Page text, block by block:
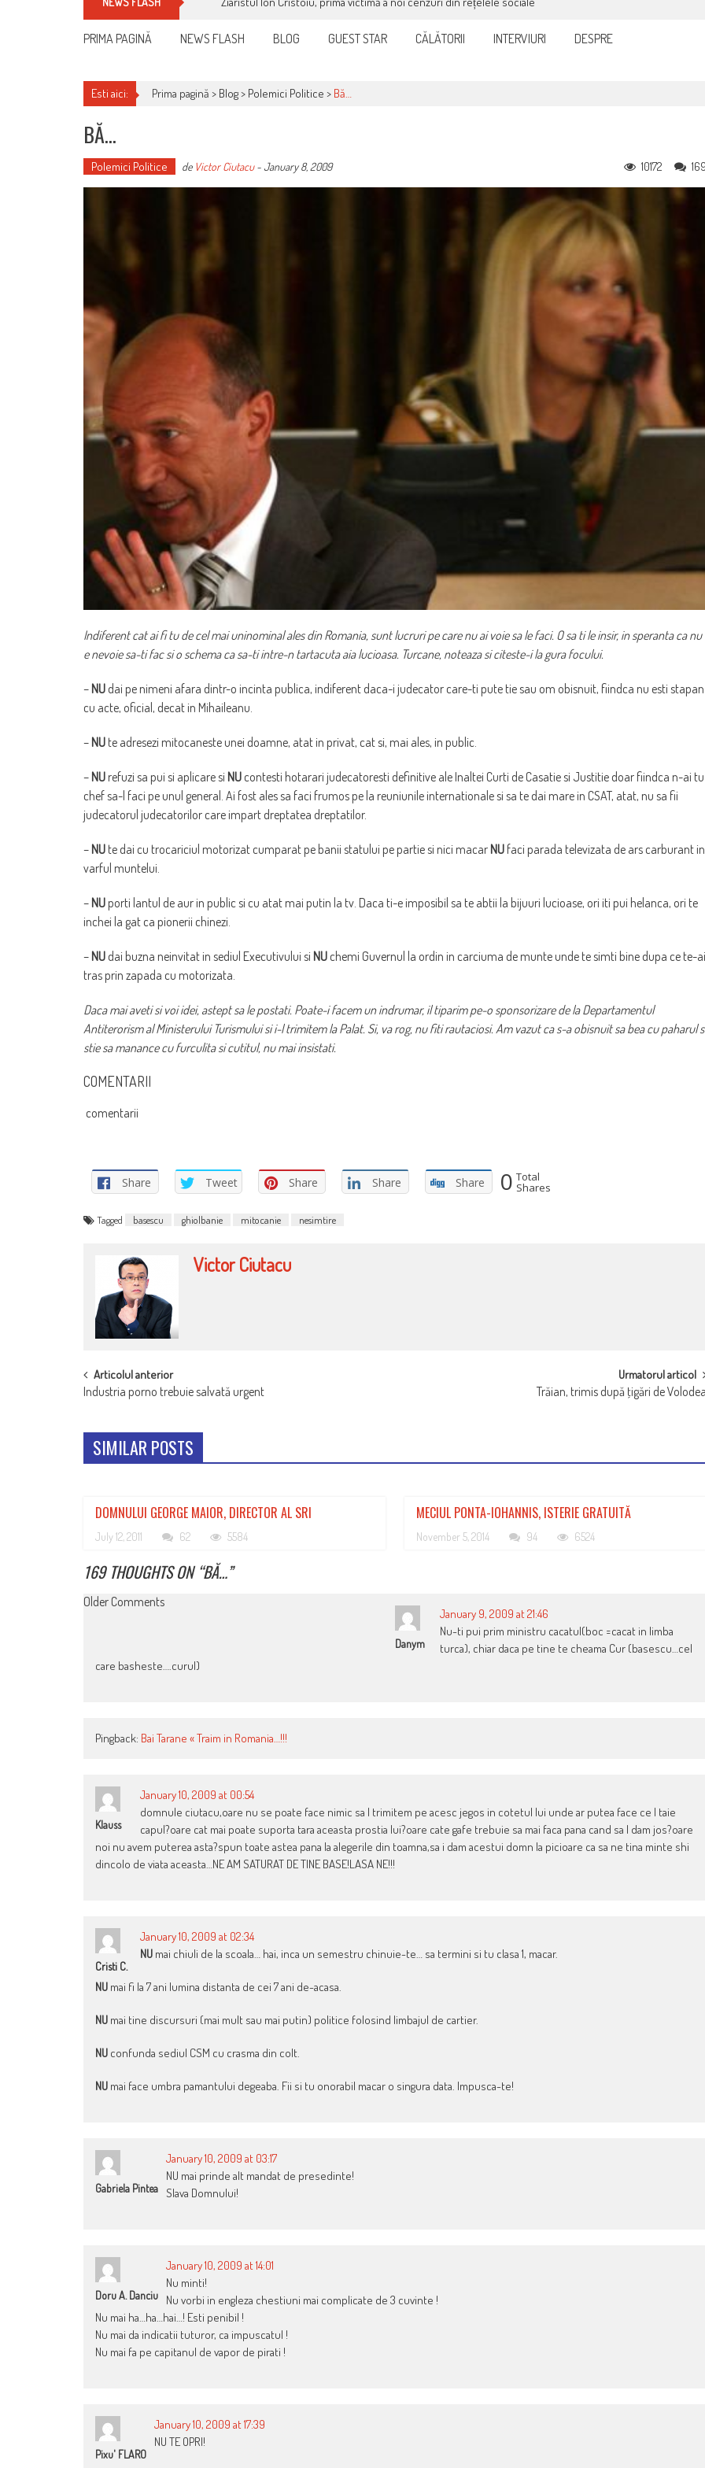
PRIMA PAGINĂ NEWS FLASH BLOG GUEST STAR CĂLĂTORII INTERVIURI DESPRE
Esti aici: Prima pagină > Blog> Polemici Politice > Bă…
BĂ…
Polemici Politice de Victor Ciutacu-January 8, 2009 10172
Indiferent cat ai fi tu de cel mai uninominal ales din Romania, sunt lucruri pe care nu ai voie sa le faci. O sa ti le insir, in speranta ca nu
e nevoie sa-ti fac si o schema ca sa-ti intre-n tartacuta aia lucioasa. Turcane, noteaza si citeste-i la gura focului.
– NU dai pe nimeni afara dintr-o incinta publica, indiferent daca-i judecator care-ti pute tie sau om obisnuit, fiindca nu esti stapan
cu acte, oficial, decat in Mihaileanu.
– NU te adresezi mitocaneste unei doamne, atat in privat, cat si, mai ales, in public.
– NU refuzi sa pui si aplicare si NU contesti hotarari judecatoresti definitive ale Inaltei Curti de Casatie si Justitie doar fiindca n-ai tu
chef sa-l faci pe unul general. Ai fost ales sa faci frumos pe la reuniunile internationale si sa te dai mare in CSAT, atat, nu sa fii
judecatorul judecatorilor care impart dreptatea dreptatilor.
– NU te dai cu trocariciul motorizat cumparat pe banii statului pe partie si nici macar NU faci parada televizata de ars carburant in
varful muntelui.
– NU porti lantul de aur in public si cu atat mai putin la tv. Daca ti-e imposibil sa te abtii la bijuuri lucioase, ori iti pui helanca, ori te
inchei la gat ca pionerii chinezi.
– NU dai buzna neinvitat in sediul Executivului si NU chemi Guvernul la ordin in carciuma de munte unde te simti bine dupa ce te-ai
tras prin zapada cu motorizata.
Daca mai aveti si voi idei, astept sa le postati. Poate-i facem un indrumar, il tiparim pe-o sponsorizare de la Departamentul
Antiterorism al Ministerului Turismului si i-l trimitem la Palat. Si, va rog, nu fiti rautaciosi. Am vazut ca s-a obisnuit sa bea cu paharul
stie sa manance cu furculita si cutitul, nu mai insistati.
COMENTARII
comentarii
Share Tweet Share Share Share 0 Total
Shares
Tagged basescu ghiolbanie mitocanie nesimtire
Victor Ciutacu
POST
NAVIGATION
Articolul anterior
Industria porno trebuie salvată urgent
Urmatorul articol
Trăian, trimis după ţigări de
SIMILAR POSTS
DOMNULUI GEORGE MAIOR, DIRECTOR AL SRI
July 12, 2011 62 5584
MECIUL PONTA-IOHANNIS, ISTERIE GRATUITĂ
November 5, 2014 94 6524
169 THOUGHTS ON “BĂ…”
COMMENT
Older Comments
Danym
January 9, 2009 at 21:46
Nu-ti pui prim ministru cacatul(boc =cacat in limba
turca), chiar daca pe tine te cheama Cur (basescu…cel
care basheste….curul)
Pingback: Bai Tarane « Traim in Romania…!!!
Klauss
January 10, 2009 at 00:54
domnule ciutacu,oare nu se poate face nimic sa l trimitem pe acesc jegos in cotetul lui unde ar putea face ce l taie
capul?oare cat mai poate suporta tara aceasta prostia lui?oare cate gafe trebuie sa mai faca pana cand sa l dam jos?oare
noi nu avem puterea asta?spun toate astea pana la alegerile din toamna,sa i dam acestui domn la picioare ca sa ne tina minte shi
dincolo de viata aceasta…NE AM SATURAT DE TINE BASE!LASA NE!!!
Cristi C.
January 10, 2009 at 02:34
NU mai chiuli de la scoala… hai, inca un semestru chinuie-te… sa termini si tu clasa 1, macar.
NU mai fi la 7 ani lumina distanta de cei 7 ani de-acasa.
NU mai tine discursuri (mai mult sau mai putin) politice folosind limbajul de cartier.
NU confunda sediul CSM cu crasma din colt.
NU mai face umbra pamantului degeaba. Fii si tu onorabil macar o singura data. Impusca-te!
Gabriela Pintea
January 10, 2009 at 03:17
NU mai prinde alt mandat de presedinte!
Slava Domnului!
Doru A. Danciu
January 10, 2009 at 14:01
Nu minti!
Nu vorbi in engleza chestiuni mai complicate de 3 cuvinte !
Nu mai ha…ha…hai…! Esti penibil !
Nu mai da indicatii tuturor, ca impuscatul !
Nu mai fa pe capitanul de vapor de pirati !
Pixu' FLARO
January 10, 2009 at 17:39
NU TE OPRI!